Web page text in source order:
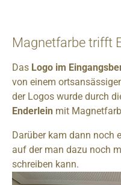
Magnetfarbe trifft
Das Logo im
von einem
der Logos wurde durch
Enderlein mit
Darüber kam dann noch
auf der man dazu noch
schreiben kann.